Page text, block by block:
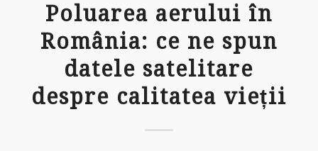
Poluarea aerului în
România: ce ne spun
datele satelitare
despre calitatea vieții